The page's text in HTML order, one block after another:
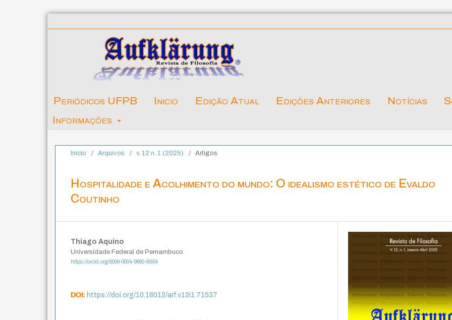
Periódicos UFPB Inicio Edição Atual Edições Anteriores Notícias
Informações
Início / Arquivos / v. 12 n. 1 (2025) / Artigos
Hospitalidade e Acolhimento do mundo: O idealismo estético de Evaldo
Coutinho
Thiago Aquino
Universidade Federal de Pernambuco
https://orcid.org/0009-0004-9960-8864
DOI:https://doi.org/10.18012/arf.v12i1.71537